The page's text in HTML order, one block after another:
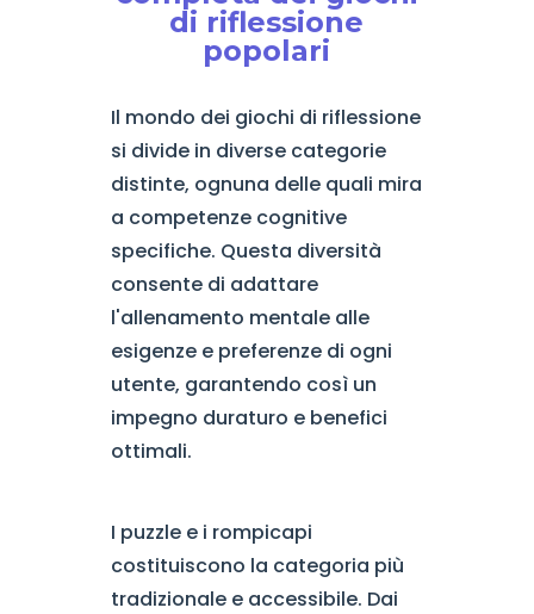
di riflessione
popolari
Il mondo dei giochi di riflessione
si divide in diverse categorie
distinte, ognuna delle quali mira
a competenze cognitive
specifiche. Questa diversità
consente di adattare
l'allenamento mentale alle
esigenze e preferenze di ogni
utente, garantendo così un
impegno duraturo e benefici
ottimali.
I puzzle e i rompicapi
costituiscono la categoria più
tradizionale e accessibile. Dai